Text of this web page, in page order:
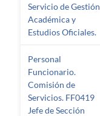
Servicio de Gestión
Académica y
Estudios Oficiales.
Personal
Funcionario.
Comisión de
Servicios. FF0419
Jefe de Sección